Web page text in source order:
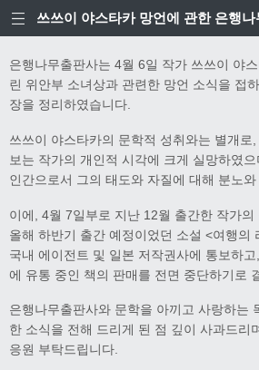
은행나무출판사는 4월 6일 작가 쓰쓰이 야
린 위안부 소녀상과 관련한 망언 소식을 접
장을 정리하였습니다.
쓰쓰이 야스타카의 문학적 성취와는 별개로
보는 작가의 개인적 시각에 크게 실망하였
인간으로서 그의 태도와 자질에 대해 분노
이에, 4월 7일부로 지난 12월 출간한 작가
올해 하반기 출간 예정이었던 소설 <여행의
국내 에이전트 및 일본 저작권사에 통보하
에 유통 중인 책의 판매를 전면 중단하기로
은행나무출판사와 문학을 아끼고 사랑하는
한 소식을 전해 드리게 된 점 깊이 사과드리
응원 부탁드립니다.